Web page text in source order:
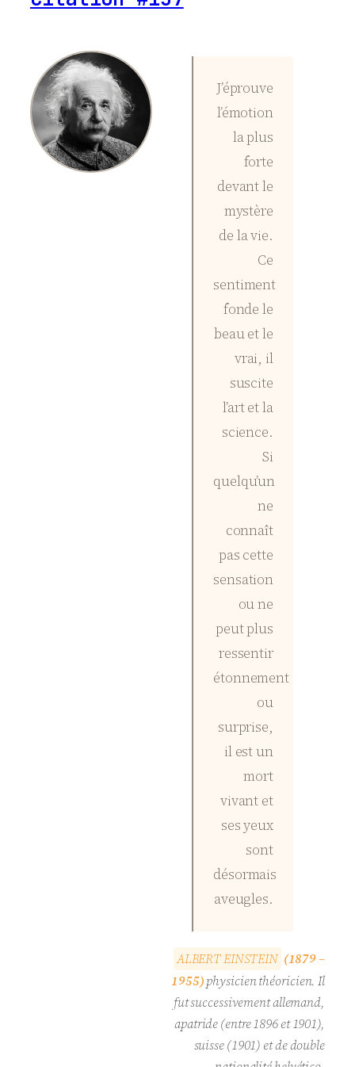
J’éprouve
l’émotion
la plus
forte
devant le
mystère
de la vie.
Ce
sentiment
fonde le
beau et le
vrai, il
suscite
l’art et la
science.
Si
quelqu’un
ne
connaît
pas cette
sensation
ou ne
peut plus
ressentir
étonnement
ou
surprise,
il est un
mort
vivant et
ses yeux
sont
désormais
aveugles.
ALBERTEINSTEIN (1879 –
1955)physicien théoricien. Il
fut successivement allemand,
apatride (entre 1896 et 1901),
suisse (1901) et de double